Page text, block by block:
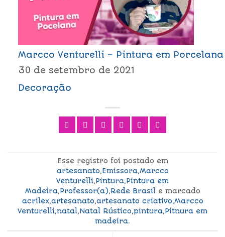
Marcco Venturelli – Pintura em Porcelana
30 de setembro de 2021
Decoração
Esse registro foi postado em
artesanato,Emissora,Marcco
Venturelli,Pintura,Pintura em
Madeira,Professor(a),Rede Brasile marcado
acrilex,artesanato,artesanato criativo,Marcco
Venturelli,natal,Natal Rústico,pintura,Pitnura em
madeira.